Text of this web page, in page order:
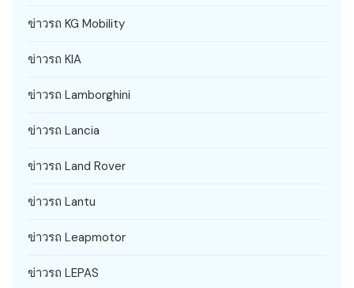
ข่าวรถ KG Mobility
ข่าวรถ KIA
ข่าวรถ Lamborghini
ข่าวรถ Lancia
ข่าวรถ Land Rover
ข่าวรถ Lantu
ข่าวรถ Leapmotor
ข่าวรถ LEPAS